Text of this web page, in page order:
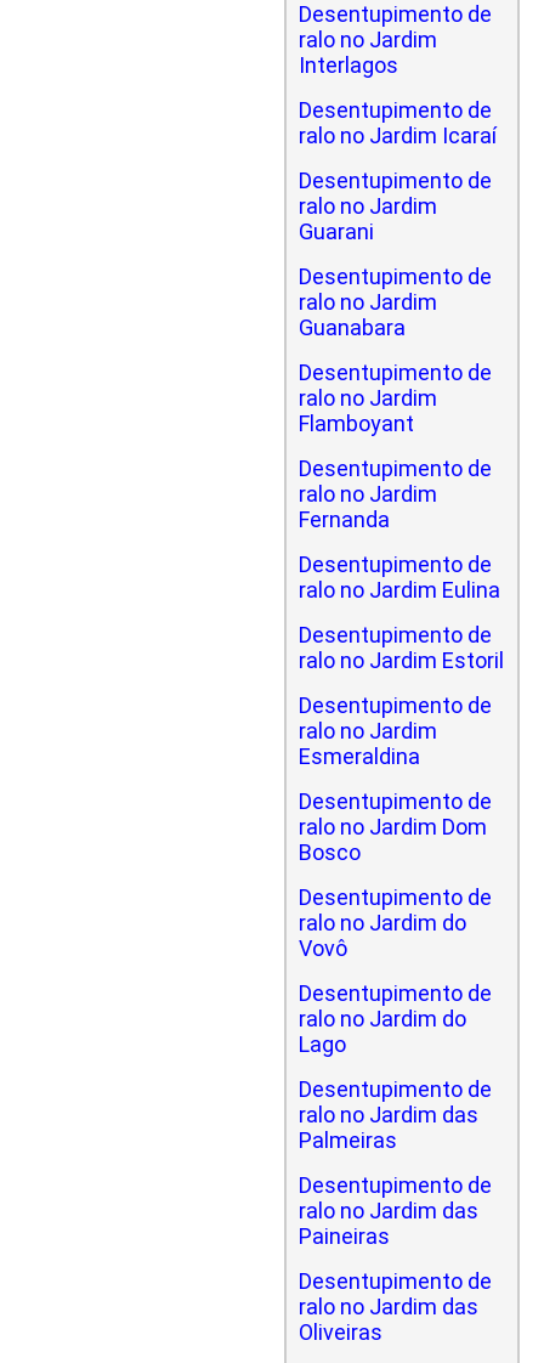
Desentupimento de
ralo no Jardim
Interlagos
Desentupimento de
ralo no Jardim Icaraí
Desentupimento de
ralo no Jardim
Guarani
Desentupimento de
ralo no Jardim
Guanabara
Desentupimento de
ralo no Jardim
Flamboyant
Desentupimento de
ralo no Jardim
Fernanda
Desentupimento de
ralo no Jardim Eulina
Desentupimento de
ralo no Jardim Estoril
Desentupimento de
ralo no Jardim
Esmeraldina
Desentupimento de
ralo no Jardim Dom
Bosco
Desentupimento de
ralo no Jardim do
Vovô
Desentupimento de
ralo no Jardim do
Lago
Desentupimento de
ralo no Jardim das
Palmeiras
Desentupimento de
ralo no Jardim das
Paineiras
Desentupimento de
ralo no Jardim das
Oliveiras